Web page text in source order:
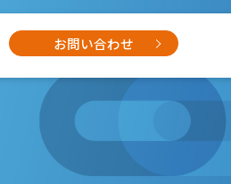
お問い合わせ